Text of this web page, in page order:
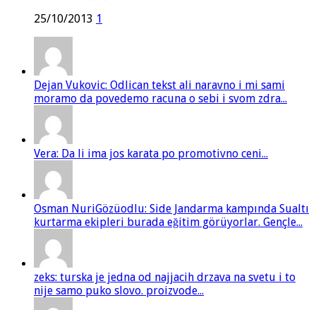
25/10/2013 1
Dejan Vukovic: Odlican tekst ali naravno i mi sami
moramo da povedemo racuna o sebi i svom zdra...
Vera: Da li ima jos karata po promotivno ceni...
Osman NuriGözüodlu: Side Jandarma kampında Sualtı
kurtarma ekipleri burada eğitim görüyorlar. Gençle...
zeks: turska je jedna od najjacih drzava na svetu i to
nije samo puko slovo. proizvode...